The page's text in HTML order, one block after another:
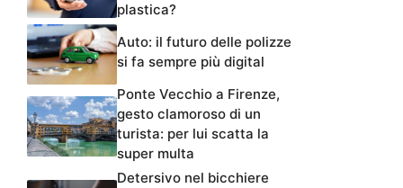
plastica?
Auto: il futuro delle polizze
si fa sempre più digital
Ponte Vecchio a Firenze,
gesto clamoroso di un
turista: per lui scatta la
super multa
Detersivo nel bicchiere